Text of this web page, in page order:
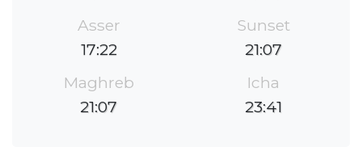
Asser
17:22
Sunset
21:07
Maghreb
21:07
Icha
23:41